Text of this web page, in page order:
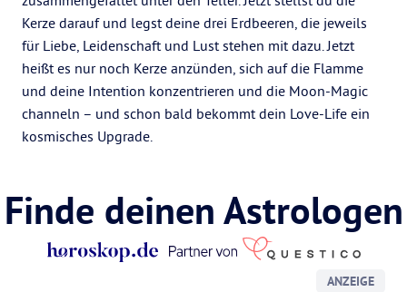
Kerze darauf und legst deine drei Erdbeeren, die jeweils
für Liebe, Leidenschaft und Lust stehen mit dazu. Jetzt
heißt es nur noch Kerze anzünden, sich auf die Flamme
und deine Intention konzentrieren und die Moon-Magic
channeln – und schon bald bekommt dein Love-Life ein
kosmisches Upgrade.
Finde deinen Astrologen
ANZEIGE